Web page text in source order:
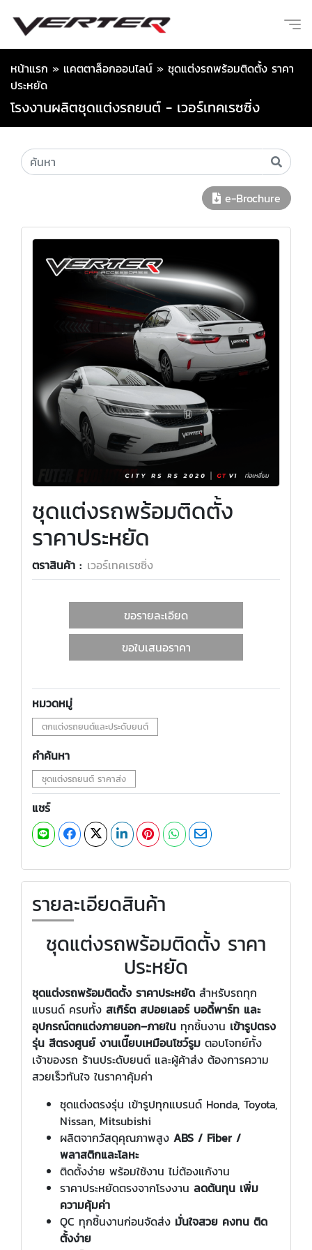
หน้าแรก » แคตตาล็อกออนไลน์ » ชุดแต่งรถพร้อมติดตั้ง ราคา
ประหยัด
โรงงานผลิตชุดแต่งรถยนต์ - เวอร์เทคเรซซิ่ง
e-Brochure
ชุดแต่งรถพร้อมติดตั้ง
ราคาประหยัด
ตราสินค้า : เวอร์เทคเรซซิ่ง
ขอรายละเอียด
ขอใบเสนอราคา
หมวดหมู่
ตกแต่งรถยนต์และประดับยนต์
คำค้นหา
ชุดแต่งรถยนต์ ราคาส่ง
แชร์
รายละเอียดสินค้า
ชุดแต่งรถพร้อมติดตั้ง ราคา
ประหยัด
ชุดแต่งรถพร้อมติดตั้ง ราคาประหยัด สำหรับรถทุก
แบรนด์ ครบทั้ง สเกิร์ต สปอยเลอร์ บอดี้พาร์ท และ
อุปกรณ์ตกแต่งภายนอก–ภายใน ทุกชิ้นงาน เข้ารูปตรง
รุ่น สีตรงศูนย์ งานเนี๊ยบเหมือนโชว์รูม ตอบโจทย์ทั้ง
เจ้าของรถ ร้านประดับยนต์ และผู้ค้าส่ง ต้องการความ
สวยเร็วทันใจ ในราคาคุ้มค่า
ชุดแต่งตรงรุ่น เข้ารูปทุกแบรนด์ Honda, Toyota,
Nissan, Mitsubishi
ผลิตจากวัสดุคุณภาพสูง ABS / Fiber /
พลาสติกและโลหะ
ติดตั้งง่าย พร้อมใช้งาน ไม่ต้องแก้งาน
ราคาประหยัดตรงจากโรงงาน ลดต้นทุน เพิ่ม
ความคุ้มค่า
QC ทุกชิ้นงานก่อนจัดส่ง มั่นใจสวย คงทน ติด
ตั้งง่าย